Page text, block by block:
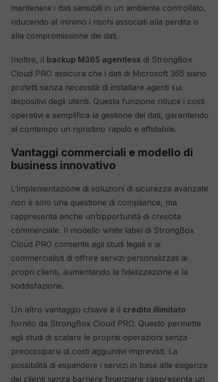
mantenere i dati sensibili in un ambiente controllato,
riducendo al minimo i rischi associati alla perdita o
alla compromissione dei dati.
Inoltre, il backup M365 agentless di StrongBox
Cloud PRO assicura che i dati di Microsoft 365 siano
protetti senza necessità di installare agenti sui
dispositivi degli utenti. Questa funzione riduce i costi
operativi e semplifica la gestione dei dati, garantendo
al contempo un ripristino rapido e affidabile.
Vantaggi commerciali e modello di
business innovativo
L’implementazione di soluzioni di sicurezza avanzate
non è solo una questione di compliance, ma
rappresenta anche un’opportunità di crescita
commerciale. Il modello white label di StrongBox
Cloud PRO consente agli studi legali e ai
commercialisti di offrire servizi personalizzati ai
propri clienti, aumentando la fidelizzazione e la
soddisfazione.
Un altro vantaggio chiave è il credito illimitato
fornito da StrongBox Cloud PRO. Questo permette
agli studi di scalare le proprie operazioni senza
preoccuparsi di costi aggiuntivi imprevisti. La
possibilità di espandere i servizi in base alle esigenze
dei clienti senza barriere finanziarie rappresenta un